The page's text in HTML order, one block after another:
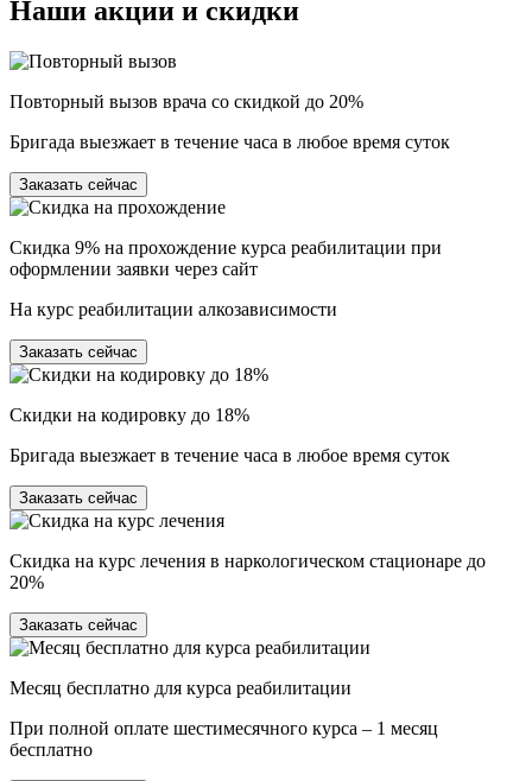
Наши акции и скидки
Повторный вызов врача со скидкой до 20%
Бригада выезжает в течение часа в любое время суток
Заказать сейчас
Скидка 9% на прохождение курса реабилитации при
оформлении заявки через сайт
На курс реабилитации алкозависимости
Заказать сейчас
Скидки на кодировку до 18%
Бригада выезжает в течение часа в любое время суток
Заказать сейчас
Скидка на курс лечения в наркологическом стационаре до
20%
Заказать сейчас
Месяц бесплатно для курса реабилитации
При полной оплате шестимесячного курса – 1 месяц
бесплатно